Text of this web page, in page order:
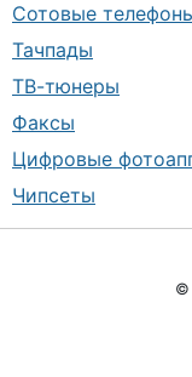
Сотовые
Тачпады
ТВ-тюнеры
Факсы
Цифровые
Чипсеты
©